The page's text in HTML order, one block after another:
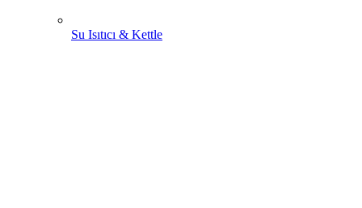
Su Isıtıcı & Kettle